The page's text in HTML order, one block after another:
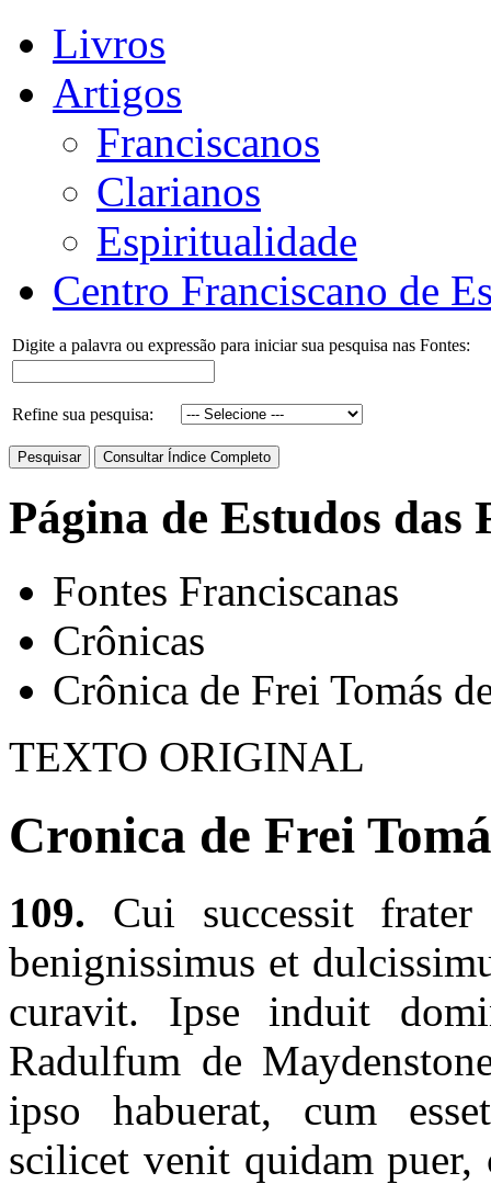
Livros
Artigos
Franciscanos
Clarianos
Espiritualidade
Centro Franciscano de
Digite a palavra ou expressão para iniciar sua pesquisa nas Fontes:
Refine sua pesquisa:
Página de Estudos das
Fontes Franciscanas
Crônicas
Crônica de Frei Tomás
TEXTO ORIGINAL
Cronica de Frei
109. Cui successit
benignissimus et
curavit. Ipse induit
Radulfum de
ipso habuerat, cum
scilicet venit quidam puer,